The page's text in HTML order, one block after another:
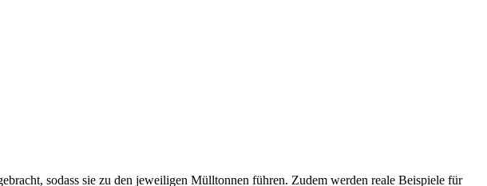
sodass sie zu den jeweiligen Mülltonnen führen. Zudem werden reale Beispiele für